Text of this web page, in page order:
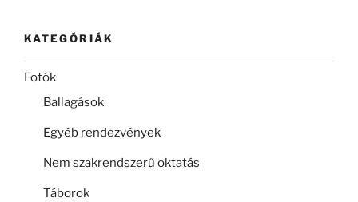
KATEGÓRIÁK
Fotók
Ballagások
Egyéb rendezvények
Nem szakrendszerű oktatás
Táborok